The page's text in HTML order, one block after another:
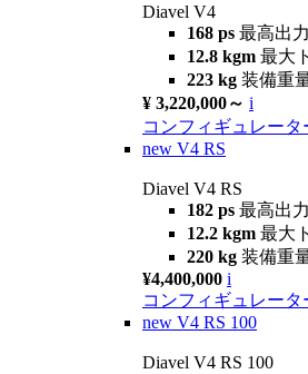
Diavel V4
168 ps 最高出力
12.8 kgm 最大
223 kg 装備重
¥ 3,220,000～ i
コンフィギュレータ
new V4 RS
Diavel V4 RS
182 ps 最高出力
12.2 kgm 最大
220 kg 装備重
¥4,400,000 i
コンフィギュレータ
new V4 RS 100
Diavel V4 RS 100